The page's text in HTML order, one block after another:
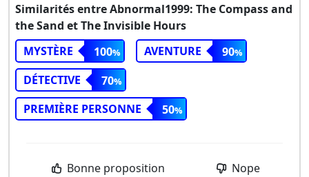
Similarités entre Abnormal1999: The Compass and
the Sand et The Invisible Hours
MYSTÈRE
100 AVENTURE
90
DÉTECTIVE
70
PREMIÈRE PERSONNE
50
Bonne proposition Nope